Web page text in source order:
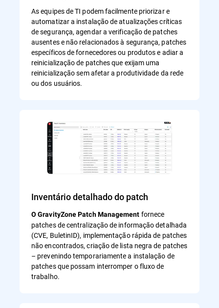
As equipes de TI podem facilmente priorizar e
automatizar a instalação de atualizações críticas
de segurança, agendar a verificação de patches
ausentes e não relacionados à segurança, patches
específicos de fornecedores ou produtos e adiar a
reinicialização de patches que exijam uma
reinicialização sem afetar a produtividade da rede
ou dos usuários.
Inventário detalhado do patch
O GravityZone Patch Management fornece
patches de centralização de informação detalhada
(CVE, BuletinID), implementação rápida de patches
não encontrados, criação de lista negra de patches
– prevenindo temporariamente a instalação de
patches que possam interromper o fluxo de
trabalho.